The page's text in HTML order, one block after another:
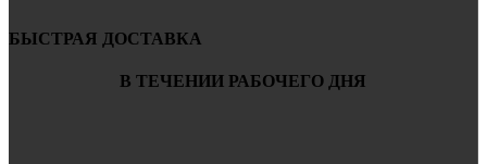
БЫСТРАЯ ДОСТАВКА
В ТЕЧЕНИИ РАБОЧЕГО ДНЯ